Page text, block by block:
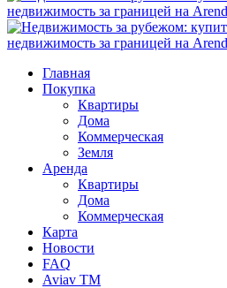
Главная
Покупка
Квартиры
Дома
Коммерческая
Земля
Аренда
Квартиры
Дома
Коммерческая
Карта
Новости
FAQ
Aviav TM